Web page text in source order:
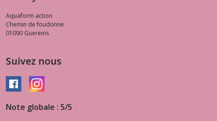
Aquaform action
Chemin de foudonne
01090 Guereins
Suivez nous
Note globale : 5/5